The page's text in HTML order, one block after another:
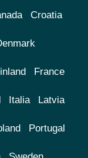
Croatia
France
Italia Latvia
Portugal